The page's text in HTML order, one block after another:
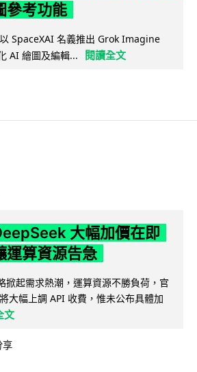
參考功能
SpaceXAI 名義推出 Grok Imagine
AI 繪圖及編輯...
閱讀全文
大幅加價在即
運算資源告急
掀起需求熱潮，運算資源不勝負荷，官
大幅上調 API 收費，惟未公布具體加
文
享